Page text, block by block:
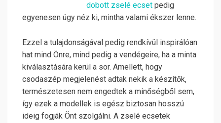
dobott zselé ecset pedig
egyenesen úgy néz ki, mintha valami ékszer lenne.
Ezzel a tulajdonságával pedig rendkívül inspirálóan
hat mind Önre, mind pedig a vendégeire, ha a minta
kiválasztására kerül a sor. Amellett, hogy
csodaszép megjelenést adtak nekik a készítők,
természetesen nem engedtek a minőségből sem,
így ezek a modellek is egész biztosan hosszú
ideig fogják Önt szolgálni. A zselé ecsetek